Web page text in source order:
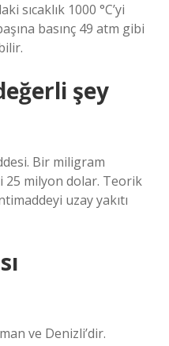
sıcaklık 1000 °C’yi
basınç 49 atm gibi
şey
Bir miligram
milyon dolar. Teorik
uzay yakıtı
ve Denizli’dir.